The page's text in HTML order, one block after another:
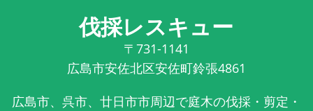
伐採レスキュー
〒731-1141
広島市安佐北区安佐町鈴張4861
広島市、呉市、廿日市市周辺で庭木の伐採・剪定・